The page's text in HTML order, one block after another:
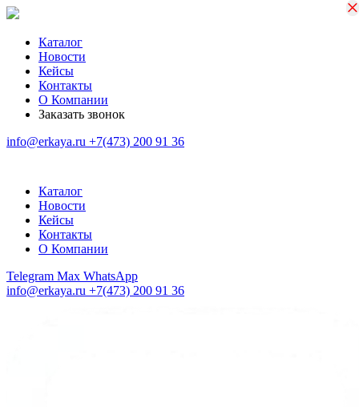
Каталог
Новости
Кейсы
Контакты
О Компании
Заказать звонок
info@erkaya.ru +7(473) 200 91 36
Каталог
Новости
Кейсы
Контакты
О Компании
Telegram Max WhatsApp
info@erkaya.ru +7(473) 200 91 36
×
×